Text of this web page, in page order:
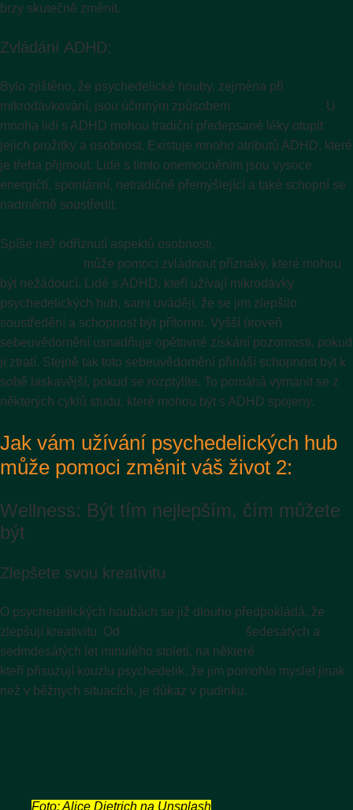
brzy skutečně změnit.
Zvládání ADHD:
Bylo zjištěno, že psychedelické houby, zejména při
mikrodávkování, jsou účinným způsobem
. U
mnoha lidí s ADHD mohou tradiční předepsané léky otupit
jejich prožitky a osobnost. Existuje mnoho atributů ADHD, které
je třeba přijmout. Lidé s tímto onemocněním jsou vysoce
energičtí, spontánní, netradičně přemýšlející a také schopní se
nadměrně soustředit.
Spíše než odříznutí aspektů osobnosti,
může pomoci zvládnout příznaky, které mohou
být nežádoucí. Lidé s ADHD, kteří užívají mikrodávky
psychedelických hub, sami uvádějí, že se jim zlepšilo
soustředění a schopnost být přítomni. Vyšší úroveň
sebeuvědomění usnadňuje opětovné získání pozornosti, pokud
ji ztratí. Stejně tak toto sebeuvědomění přináší schopnost být k
sobě laskavější, pokud se rozptýlíte. To pomáhá vymanit se z
některých cyklů studu, které mohou být s ADHD spojeny.
Jak vám užívání psychedelických hub
může pomoci změnit váš život 2:
Wellness: Být tím nejlepším, čím můžete
být
Zlepšete svou kreativitu
O psychedelických houbách se již dlouho předpokládá, že
zlepšují kreativitu. Od
šedesátých a
sedmdesátých let minulého století, na některé
kteří přisuzují kouzlu psychedelik, že jim pomohlo myslet jinak
než v běžných situacích, je důkaz v pudinku.
Foto: Alice Dietrich na Unsplash